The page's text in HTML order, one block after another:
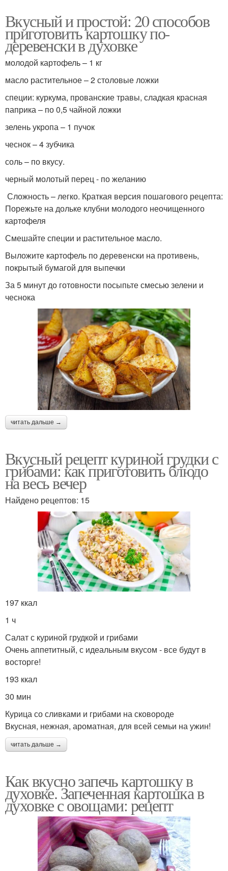
Вкусный и простой: 20 способов
приготовить картошку по-
деревенски в духовке
молодой картофель – 1 кг
масло растительное – 2 столовые ложки
специи: куркума, прованские травы, сладкая красная
паприка – по 0,5 чайной ложки
зелень укропа – 1 пучок
чеснок – 4 зубчика
соль – по вкусу.
черный молотый перец - по желанию
Сложность – легко. Краткая версия пошагового рецепта:
Порежьте на дольке клубни молодого неочищенного
картофеля
Смешайте специи и растительное масло.
Выложите картофель по деревенски на противень,
покрытый бумагой для выпечки
За 5 минут до готовности посыпьте смесью зелени и
чеснока
читать дальше →
Вкусный рецепт куриной грудки с
грибами: как приготовить блюдо
на весь вечер
Найдено рецептов: 15
197 ккал
1 ч
Салат с куриной грудкой и грибами
Очень аппетитный, с идеальным вкусом - все будут в
восторге!
193 ккал
30 мин
Курица со сливками и грибами на сковороде
Вкусная, нежная, ароматная, для всей семьи на ужин!
читать дальше →
Как вкусно запечь картошку в
духовке. Запеченная картошка в
духовке с овощами: рецепт